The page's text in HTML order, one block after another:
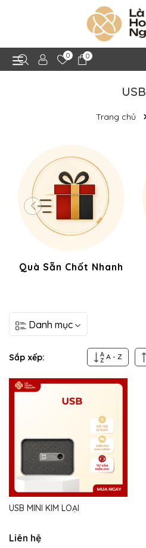
0 0
USB
Trang chủ
Quà Sẵn Chốt Nhanh
Danh mục
Sắp xếp: A - Z
USB MINI KIM LOẠI
Liên hệ